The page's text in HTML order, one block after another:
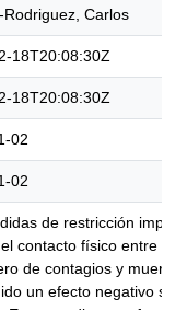
Rodriguez, Carlos
18T20:08:30Z
18T20:08:30Z
02
02
de restricción
contacto físico entre
de contagios y
un efecto negativo